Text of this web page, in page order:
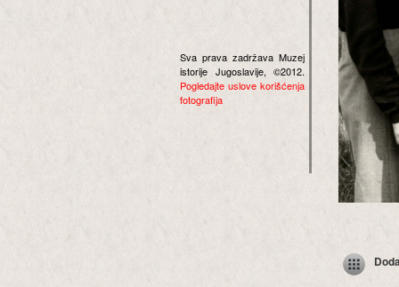
Sva prava zadržava Muzej
istorije Jugoslavije, ©2012.
Pogledajte uslove korišćenja
fotografija